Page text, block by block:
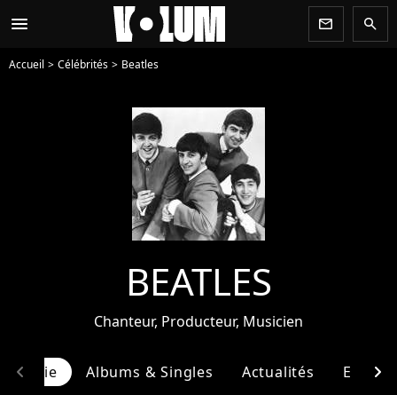
menu newsletter search
Accueil Célébrités Beatles
BEATLES
Chanteur, Producteur, Musicien
Albums & Singles Actualités
chevron_left chevron_right